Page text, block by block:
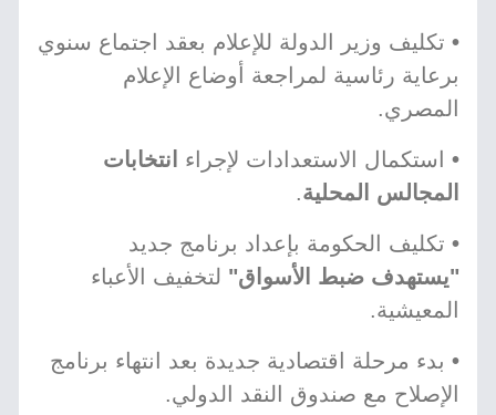
• تكليف وزير الدولة للإعلام بعقد اجتماع سنوي
برعاية رئاسية لمراجعة أوضاع الإعلام
المصري.
• استكمال الاستعدادات لإجراء
انتخابات
المجالس المحلية.
• تكليف الحكومة بإعداد برنامج جديد
"يستهدف ضبط الأسواق" لتخفيف الأعباء
المعيشية.
• بدء مرحلة اقتصادية جديدة بعد انتهاء برنامج
الإصلاح مع صندوق النقد الدولي.